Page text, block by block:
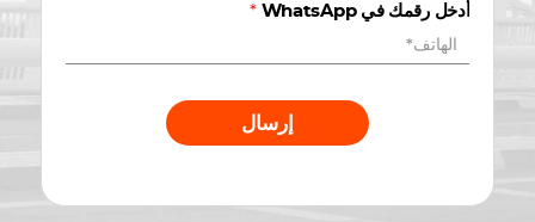
أدخل رقمك في WhatsApp *
إرسال